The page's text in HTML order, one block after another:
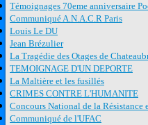
Témoignages 70eme anniversaire
Communiqué A.N.A.C.R Paris
Louis Le DU
Jean Brézulier
La Tragédie des Otages de
TEMOIGNAGE D'UN DEPORTE
La Maltière et les fusillés
CRIMES CONTRE L'HUMANITE
Concours National de la
Communiqué de l'UFAC